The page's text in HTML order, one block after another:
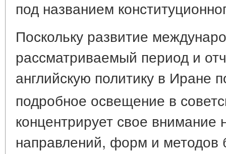
под названием
Поскольку развитие
рассматриваемый период и
английскую политику в Иране
подробное освещение в
концентрирует свое внимание
направлений, форм и методов